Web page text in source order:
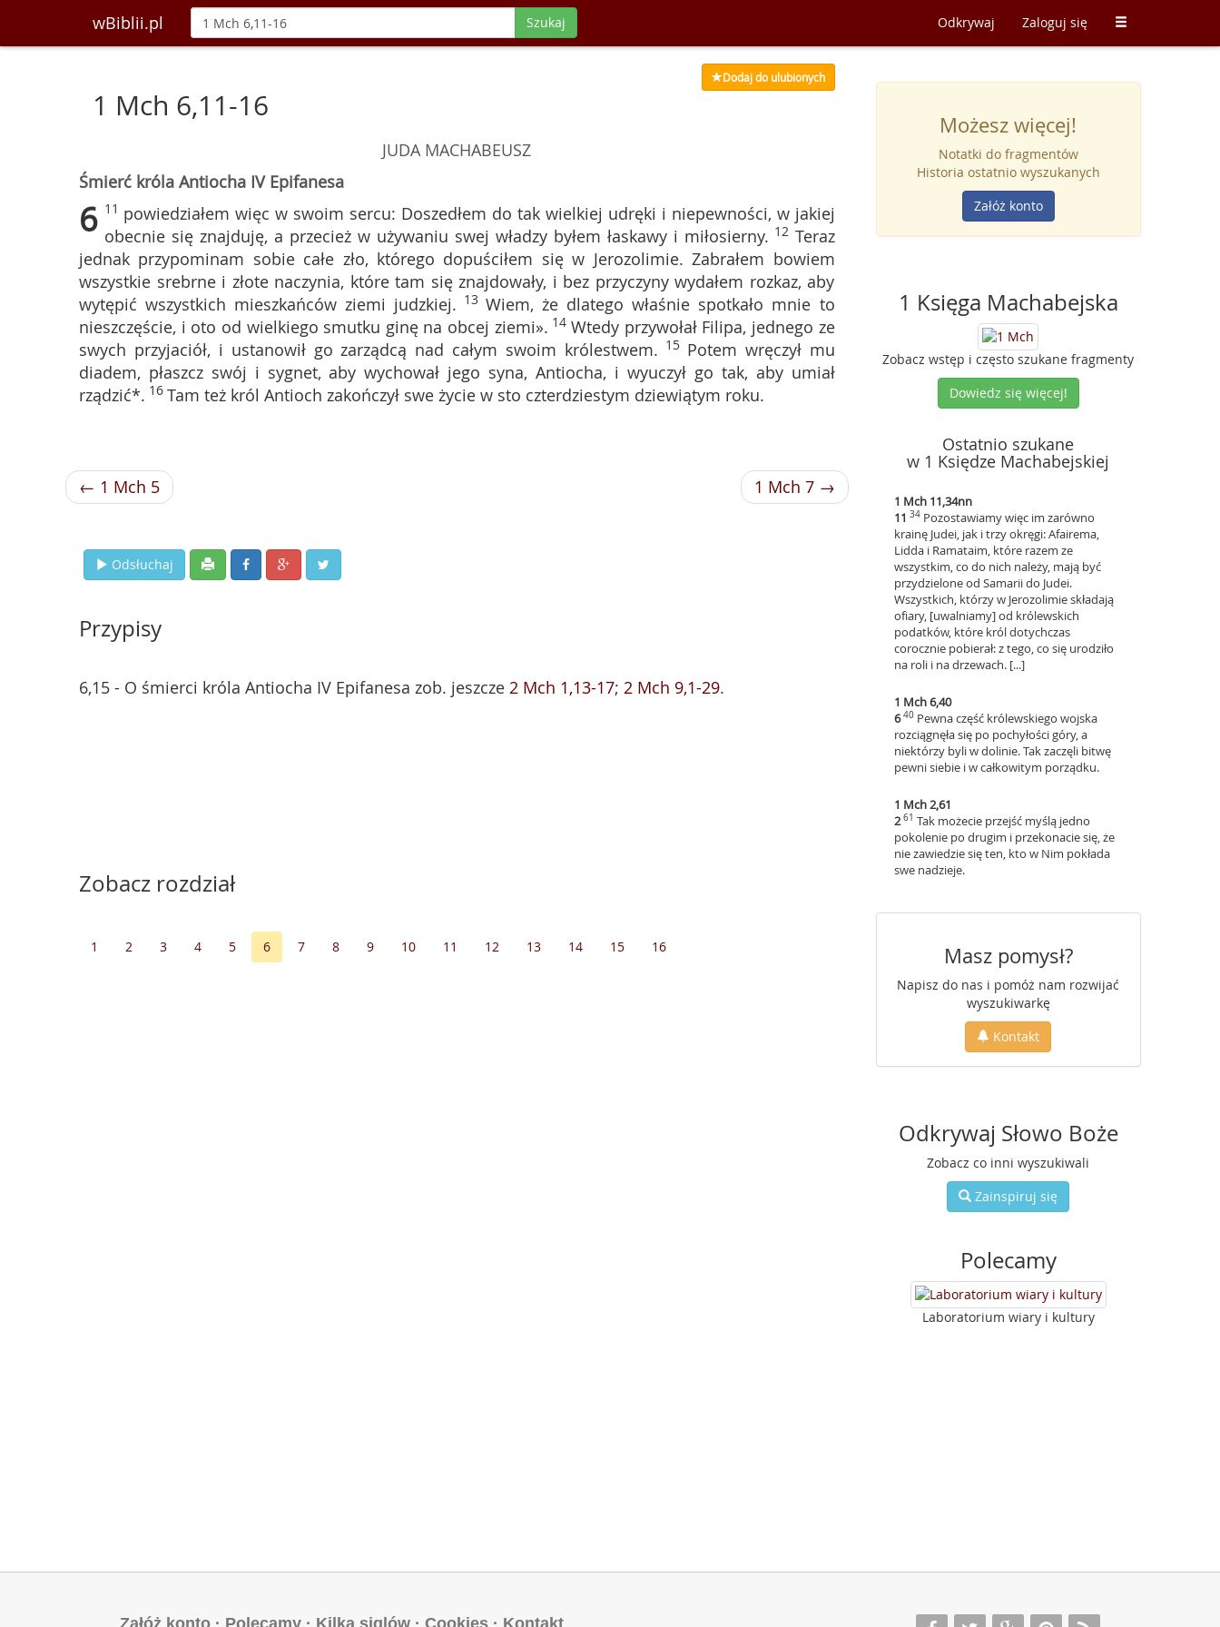
wBiblii.pl Szukaj Odkrywaj Zaloguj się
Dodaj do ulubionych
1 Mch 6,11-16
JUDA MACHABEUSZ
Śmierć króla Antiocha IV Epifanesa
6 11 powiedziałem więc w swoim sercu: Doszedłem do tak wielkiej udręki i niepewności, w jakiej
obecnie się znajduję, a przecież w używaniu swej władzy byłem łaskawy i miłosierny. 12 Teraz
jednak przypominam sobie całe zło, którego dopuściłem się w Jerozolimie. Zabrałem bowiem
wszystkie srebrne i złote naczynia, które tam się znajdowały, i bez przyczyny wydałem rozkaz, aby
wytępić wszystkich mieszkańców ziemi judzkiej. 13Wiem, że dlatego właśnie spotkało mnie to
nieszczęście, i oto od wielkiego smutku ginę na obcej ziemi». 14 Wtedy przywołał Filipa, jednego ze
swych przyjaciół, i ustanowił go zarządcą nad całym swoim królestwem. 15 Potem wręczył mu
diadem, płaszcz swój i sygnet, aby wychował jego syna, Antiocha, i wyuczył go tak, aby umiał
rządzić*. 16 Tam też król Antioch zakończył swe życie w sto czterdziestym dziewiątym roku.
← 1 Mch 5 1 Mch 7 →
Odsłuchaj
Przypisy
6,15 - O śmierci króla Antiocha IV Epifanesa zob. jeszcze 2 Mch 1,13-17; 2 Mch 9,1-29.
Zobacz rozdział
1 2 3 4 5 6 7 8 9 10 11 12 13 14 15 16
Możesz więcej!
Notatki do fragmentów
Historia ostatnio wyszukanych
Załóż konto
1 Księga Machabejska
Zobacz wstęp i często szukane fragmenty
Dowiedz się więcej!
Ostatnio szukane
w 1 Księdze Machabejskiej
1 Mch 11,34nn
11 34 Pozostawiamy więc im zarówno
krainę Judei, jak i trzy okręgi: Afairema,
Lidda i Ramataim, które razem ze
wszystkim, co do nich należy, mają być
przydzielone od Samarii do Judei.
Wszystkich, którzy w Jerozolimie składają
ofiary, [uwalniamy] od królewskich
podatków, które król dotychczas
corocznie pobierał: z tego, co się urodziło
na roli i na drzewach. [...]
1 Mch 6,40
640 Pewna część królewskiego wojska
rozciągnęła się po pochyłości góry, a
niektórzy byli w dolinie. Tak zaczęli bitwę
pewni siebie i w całkowitym porządku.
1 Mch 2,61
261 Tak możecie przejść myślą jedno
pokolenie po drugim i przekonacie się, że
nie zawiedzie się ten, kto w Nim pokłada
swe nadzieje.
Masz pomysł?
Napisz do nas i pomóż nam rozwijać
wyszukiwarkę
Kontakt
Odkrywaj Słowo Boże
Zobacz co inni wyszukiwali
Zainspiruj się
Polecamy
Laboratorium wiary i kultury
Załóż konto · Polecamy · Kilka siglów · Cookies · Kontakt